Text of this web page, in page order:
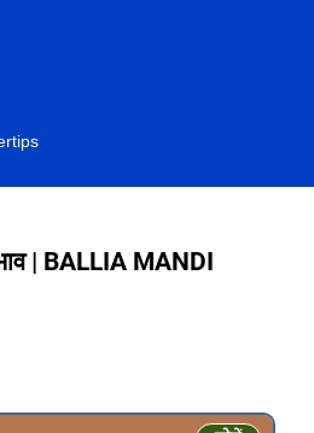
| BALLIA MANDI